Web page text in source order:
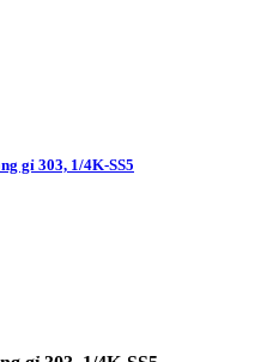
gỉ 303, 1/4K-SS5